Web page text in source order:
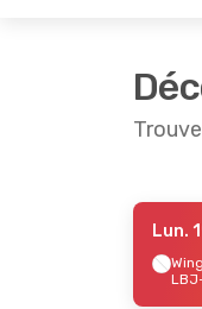
- Lun. 21
Lun.
LBJ